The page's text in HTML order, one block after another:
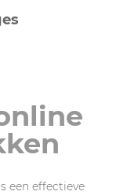
een effectieve